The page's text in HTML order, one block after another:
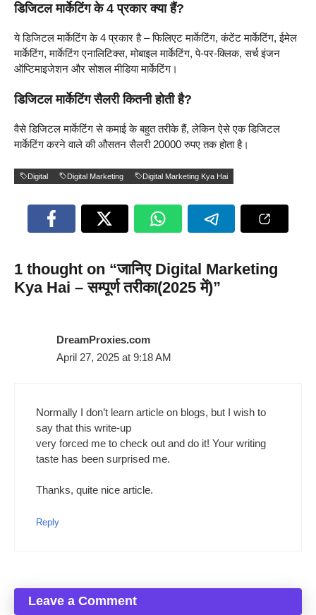
डिजिटल मार्केटिंग के 4 प्रकार क्या हैं?
ये डिजिटल मार्केटिंग के 4 प्रकार है – फिलिएट मार्केटिंग, कंटेंट मार्केटिंग, ईमेल
मार्केटिंग, मार्केटिंग एनालिटिक्स, मोबाइल मार्केटिंग, पे-पर-क्लिक, सर्च इंजन
ऑप्टिमाइजेशन और सोशल मीडिया मार्केटिंग।
डिजिटल मार्केटिंग सैलरी कितनी होती है?
वैसे डिजिटल मार्केटिंग से कमाई के बहुत तरीके हैं, लेकिन ऐसे एक डिजिटल
मार्केटिंग करने वाले की औसतन सैलरी 20000 रुपए तक होता है।
Digital Digital Marketing Digital Marketing Kya Hai
1 thought on “जानिए Digital Marketing
Kya Hai – सम्पूर्ण तरीका(2025 में)”
DreamProxies.com
April 27, 2025 at 9:18 AM
Normally I don’t learn article on blogs, but I wish to
say that this write-up
very forced me to check out and do it! Your writing
taste has been surprised me.
Thanks, quite nice article.
Reply
Leave a Comment